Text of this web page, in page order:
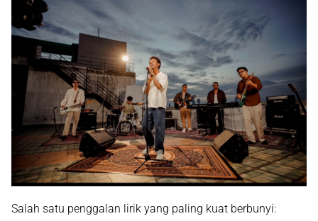
Salah satu penggalan lirik yang paling kuat berbunyi: